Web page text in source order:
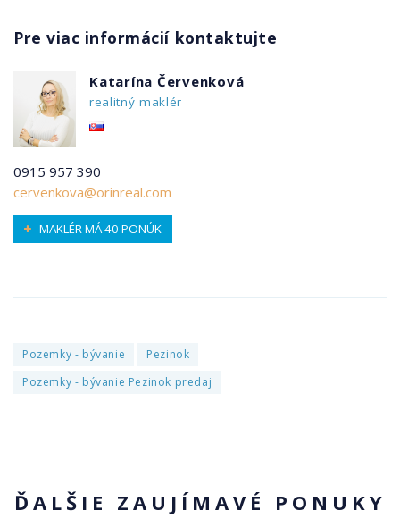
Pre viac informácií kontaktujte
Katarína Červenková
realitný maklér
0915 957 390
cervenkova@orinreal.com
MAKLÉR MÁ 40 PONÚK
Pozemky - bývanie
Pezinok
Pozemky - bývanie Pezinok predaj
ĎALŠIE ZAUJÍMAVÉ PONUKY